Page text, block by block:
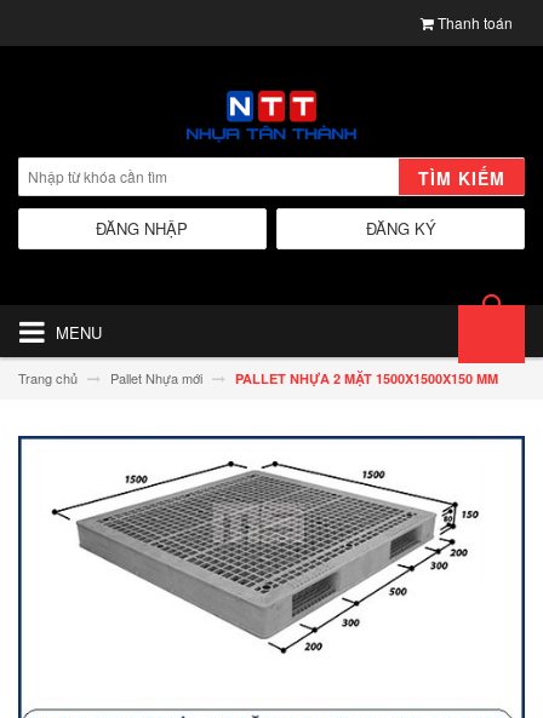
Thanh toán
TÌM KIẾM
ĐĂNG KÝ
ĐĂNG NHẬP
MENU
Trang chủ Pallet Nhựa mới PALLET NHỰA 2 MẶT 1500X1500X150 MM